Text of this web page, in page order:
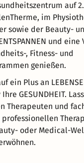
auf
im
sowie der Beauty-
und eine
, Fitness- und
genießen.
ein Plus an
GESUNDHEIT.
Therapeuten und
oder Medical-